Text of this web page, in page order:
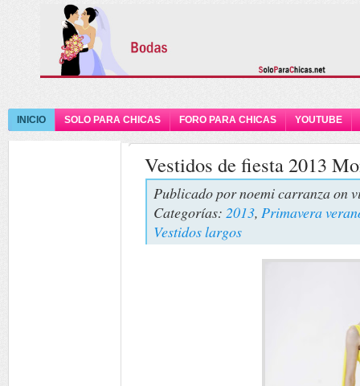
INICIO SOLO PARA CHICAS FORO PARA CHICAS YOUTUBE
Vestidos de fiesta 2013
Publicado pornoemi carranzaon
Categorías: 2013, Primavera
Vestidos largos